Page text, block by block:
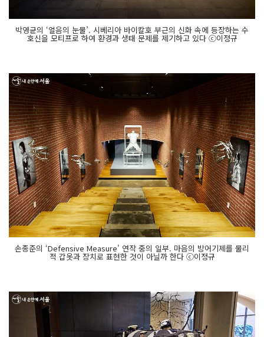
박영균의 ‘얼음의 눈물’. 시베리아 바이칼호 부근의 신화 속에 등장하는 수
호신을 모티프로 하여 환경과 생태 문제를 제기하고 있다 ⓒ이정규
손종준의 ‘Defensive Measure' 연작 중의 일부. 마음의 방어기제를 물리
적 갑옷과 장치로 표현한 것이 아닐까 한다 ⓒ이정규